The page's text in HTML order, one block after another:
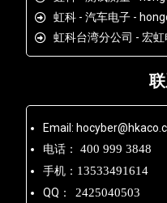
虹科 - 汽车电子 -
虹科台湾分公司 - 宏
Email:
电话：
400 999 3848
手机： 13533491614
QQ： 2425040503